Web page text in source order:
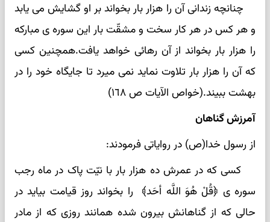
چنانچه زندانی آن را هزار بار بخواند بر او گشایش می یابد
و هر کس در هر کار سخت و مشقّت بار این سوره ی مبارکه
را هزار بار بخواند از آن رهائی خواهد یافت.همچنین کسی
که آن را هزار بار تلاوت نماید نمی میرد تا جایگاه خود را در
بهشت ببیند.(خواص الآیات ص ١٦٨)
آمرزش گناهان
از رسول خدا(ص) در روایاتی فرمودند:
کسی که در عمرش ده هزار بار با نیّت پاک در ماه رجب
سوره ی ﴿قُلْ هُوَ اللَّه أحَد﴾ را بخواند روز قیامت بیاید در
حالی که از گناهانش بیرون شده همانند روزی که از مادر